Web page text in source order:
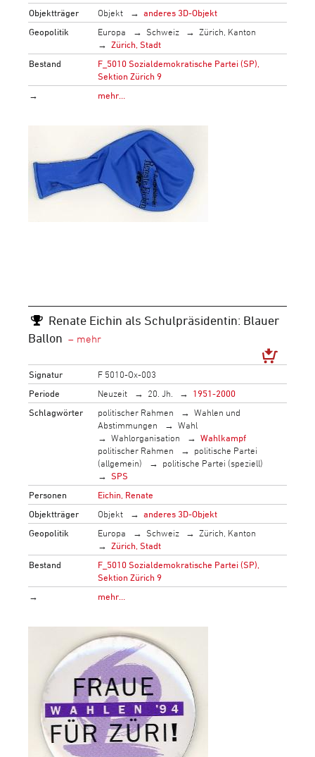
Objektträger
Objekt
anderes 3D-Objekt
Geopolitik
Europa Schweiz
Zürich, Kanton
Zürich, Stadt
Bestand
F_5010 Sozialdemokratische Partei (SP),
Sektion Zürich 9
→
mehr…
Renate Eichin als Schulpräsidentin: Blauer
Ballon
Signatur
F 5010-Ox-003
Periode
Neuzeit 20. Jh.
1951-2000
Schlagwörter
politischer Rahmen
Wahlen und
Abstimmungen
Wahl
Wahlorganisation
Wahlkampf
politischer Rahmen
politische Partei
(allgemein)
politische Partei (speziell)
SPS
Personen
Eichin, Renate
Objektträger
Objekt
anderes 3D-Objekt
Geopolitik
Europa Schweiz
Zürich, Kanton
Zürich, Stadt
Bestand
F_5010 Sozialdemokratische Partei (SP),
Sektion Zürich 9
→
mehr…